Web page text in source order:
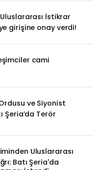
İstikrar
girişine onay verdi!
cami
ve Siyonist
Şeria’da Terör
Uluslararası
Batı Şeria'da